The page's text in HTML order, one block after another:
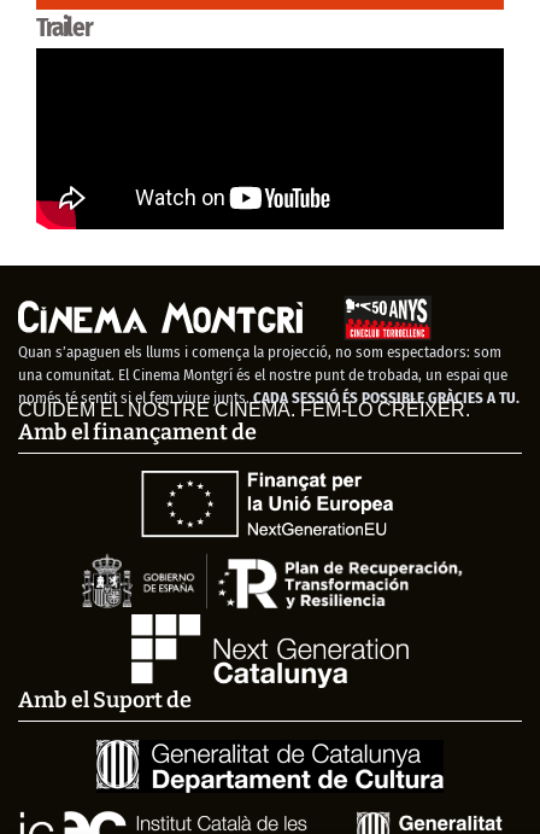
Trailer
Quan s’apaguen els llums i comença la projecció, no som espectadors: som
una comunitat. El Cinema Montgrí és el nostre punt de trobada, un espai que
només té sentit si el fem viure junts.CADA SESSIÓ ÉS POSSIBLE GRÀCIES A TU.
CUIDEM EL NOSTRE CINEMA. FEM-LO CRÉIXER.
Amb el finançament de
Amb el Suport de